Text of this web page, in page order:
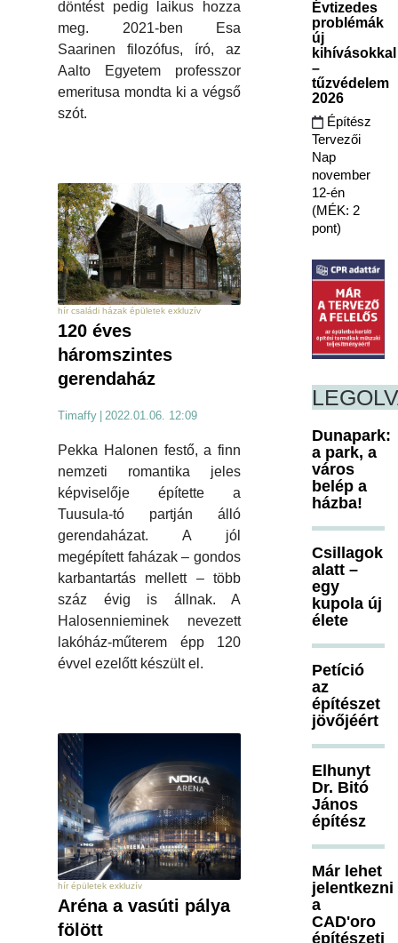
döntést pedig laikus hozza
meg. 2021-ben Esa
Saarinen filozófus, író, az
Aalto Egyetem professzor
emeritusa mondta ki a végső
szót.
hír családi házak épületek exkluzív
120 éves
háromszintes
gerendaház
Timaffy 2022.01.06. 12:09
Pekka Halonen festő, a finn
nemzeti romantika jeles
képviselője építette a
Tuusula-tó partján álló
gerendaházat. A jól
megépített faházak – gondos
karbantartás mellett – több
száz évig is állnak. A
Halosennieminek nevezett
lakóház-műterem épp 120
évvel ezelőtt készült el.
hír épületek exkluzív
Aréna a vasúti pálya
fölött
Évtizedes
problémák
új
kihívásokkal
–
tűzvédelem
2026
Építész
Tervezői
Nap
november
12-én
(MÉK: 2
pont)
Dunapark:
a park, a
város
belép a
házba!
Csillagok
alatt –
egy
kupola új
élete
Petíció
az
építészet
jövőjéért
Elhunyt
Dr. Bitó
János
építész
Már lehet
jelentkezni
a
CAD'oro
építészeti